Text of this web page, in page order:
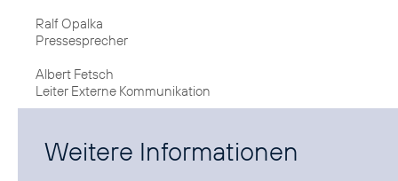
Ralf Opalka
Pressesprecher
Albert Fetsch
Leiter Externe Kommunikation
Weitere Informationen